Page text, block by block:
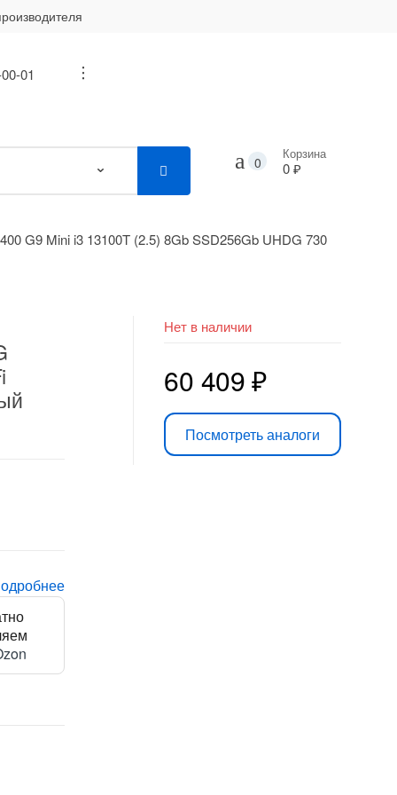
01 ...
0
Корзина
0 ₽
G9 Mini i3 13100T (2.5) 8Gb SSD256Gb UHDG 730
Нет в наличии
60 409₽
Посмотреть аналоги